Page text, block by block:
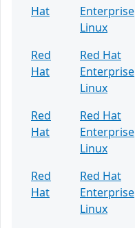
Hat
Enterprise
Linux
Red
Hat
Red Hat
Enterprise
Linux
Red
Hat
Red Hat
Enterprise
Linux
Red
Hat
Red Hat
Enterprise
Linux